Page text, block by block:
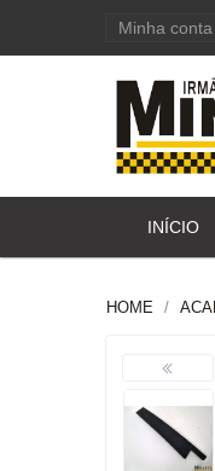
Minha conta
INÍCIO
HOME